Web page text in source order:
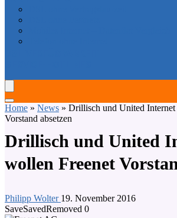
Home » News » Drillisch und United
Vorstand absetzen
Drillisch und United
wollen Freenet
Philipp Wolter 19. November 2016
SaveSavedRemoved 0